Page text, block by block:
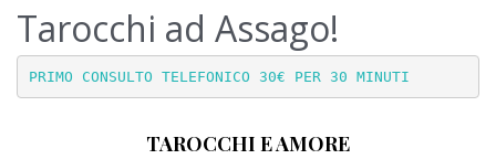
Tarocchi ad Assago!
PRIMO CONSULTO TELEFONICO 30€ PER 30 MINUTI
TAROCCHI E AMORE